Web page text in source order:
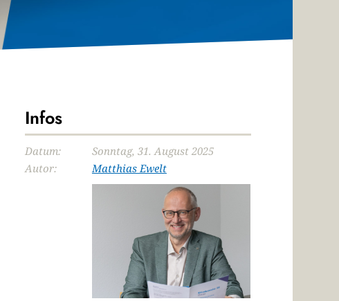
Infos
Datum:
Sonntag, 31. August 2025
Autor:
Matthias Ewelt